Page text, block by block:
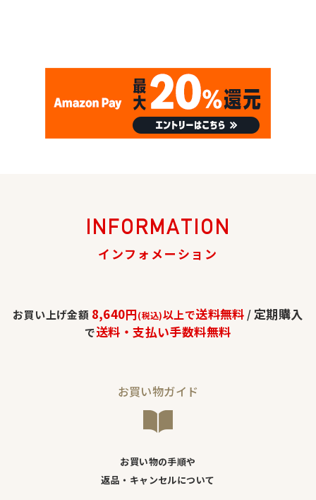
INFORMATION
インフォメーション
お買い上げ金額 8,640円(税込)以上で送料無料 /定期購入
で送料・支払い手数料無料
お買い物ガイド
お買い物の手順や
返品・キャンセルについて